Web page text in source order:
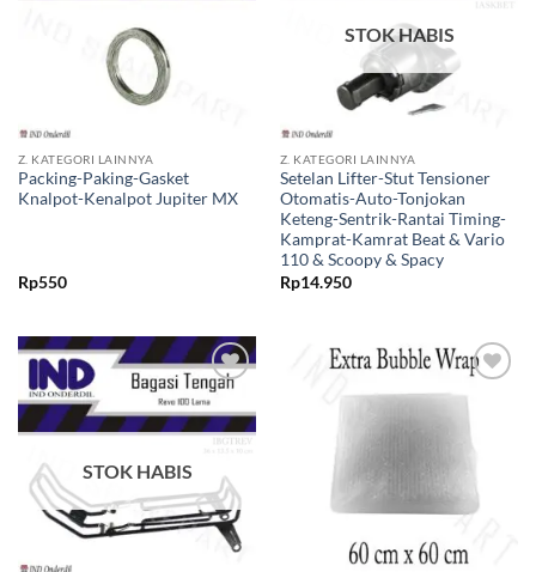
Z. KATEGORI LAINNYA
Packing-Paking-Gasket
Knalpot-Kenalpot Jupiter MX
Rp550
STOK HABIS
Z. KATEGORI LAINNYA
Setelan Lifter-Stut Tensioner
Otomatis-Auto-Tonjokan
Keteng-Sentrik-Rantai Timing-
Kamprat-Kamrat Beat & Vario
110 & Scoopy & Spacy
Rp14.950
Tambahkan
ke Wishlist
STOK HABIS
Tambahkan